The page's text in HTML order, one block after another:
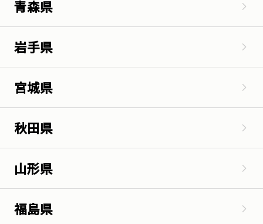
青森県
岩手県
宮城県
秋田県
山形県
福島県